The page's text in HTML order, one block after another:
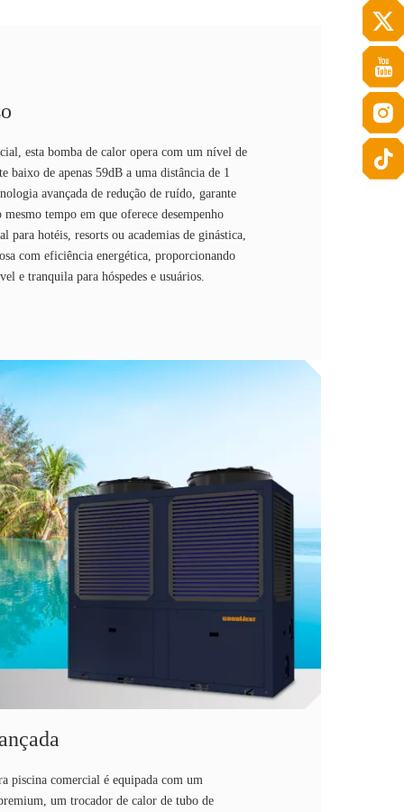
esta bomba de calor opera com um nível de
baixo de apenas 59dB a uma distância de 1
avançada de redução de ruído, garante
tempo em que oferece desempenho
para hotéis, resorts ou academias de ginástica,
com eficiência energética, proporcionando
e tranquila para hóspedes e usuários.
piscina comercial é equipada com um
um trocador de calor de tubo de